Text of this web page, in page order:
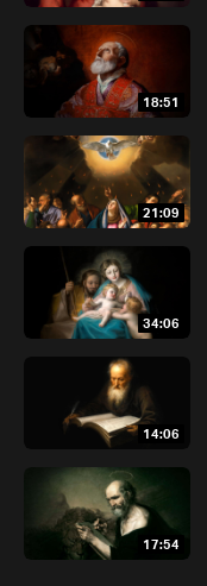
18:51
21:09
34:06
14:06
17:54